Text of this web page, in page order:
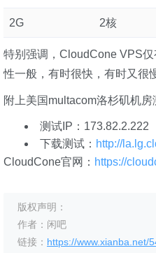
2G 2核
特别强调，CloudCone VPS
性一般，有时很快，有时又很
附上美国multacom洛杉矶机房
测试IP：173.82.2.222
下载测试： http://
CloudCone官网： https://
版权声明：
作者：闲吧
链接： https://www.xianba.net/